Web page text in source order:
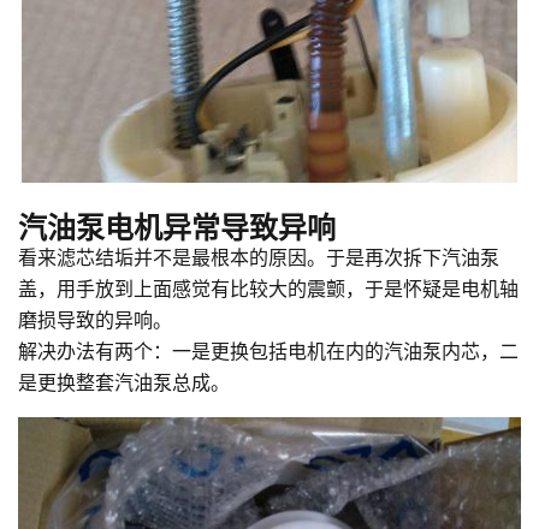
汽油泵电机异常导致异响
看来滤芯结垢并不是最根本的原因。于是再次拆下汽油泵
盖，用手放到上面感觉有比较大的震颤，于是怀疑是电机轴
磨损导致的异响。
解决办法有两个：一是更换包括电机在内的汽油泵内芯，二
是更换整套汽油泵总成。